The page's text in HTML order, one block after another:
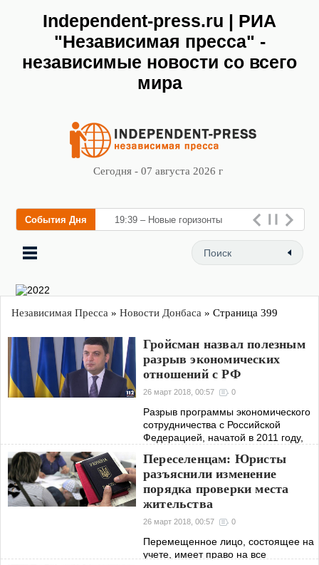
Independent-press.ru | РИА
"Независимая пресса" -
независимые новости со всего
мира
Сегодня - 07 августа 2026 г
События Дня 19:39 – Новые горизонты
флебологии: в Москве откр
Независимая Пресса » Новости Донбаса » Страница 399
Гройсман назвал полезным
разрыв экономических
отношений с РФ
26 март 2018, 00:57 0
Разрыв программы экономического
сотрудничества с Российской
Федерацией, начатой в 2011 году,
сбалансирует ее экспортную
политику, сделав страну сильнее
Переселенцам: Юристы
разъяснили изменение
порядка проверки места
жительства
26 март 2018, 00:57 0
Перемещенное лицо, состоящее на
учете, имеет право на все